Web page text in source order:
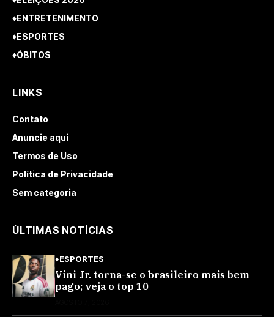
♦ENTRETENIMENTO
♦ESPORTES
♦ÓBITOS
LINKS
Contato
Anuncie aqui
Termos de Uso
Política de Privacidade
Sem categoria
ÙLTIMAS NOTÍCIAS
♦ESPORTES
Vini Jr. torna-se o brasileiro mais bem
pago; veja o top 10